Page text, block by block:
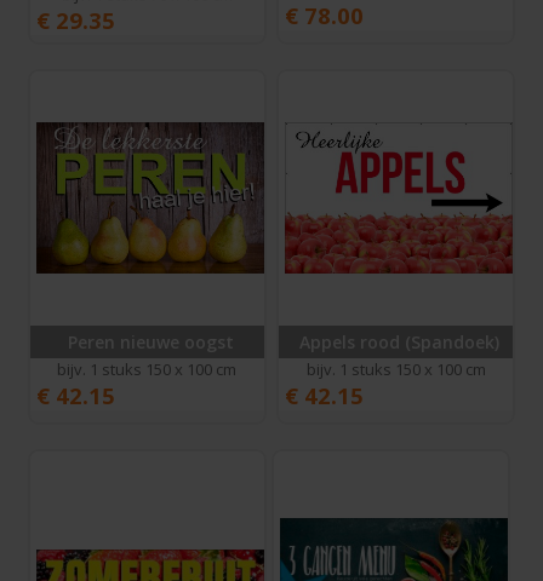
€ 29.35 € 78.00
Peren nieuwe oogst
bijv. 1 stuks 150 x 100 cm
€ 42.15
Appels rood (Spandoek)
bijv. 1 stuks 150 x 100 cm
€ 42.15